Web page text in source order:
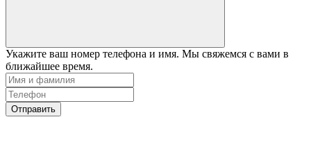
Укажите ваш номер телефона и имя. Мы свяжемся с вами в
ближайшее время.
Отправить